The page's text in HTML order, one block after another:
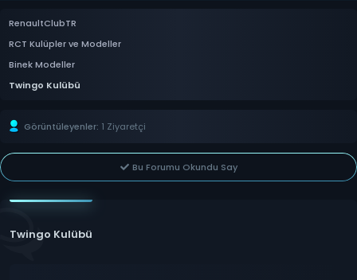
RenaultClubTR
RCT Kulüpler ve Modeller
Binek Modeller
Twingo Kulübü
Görüntüleyenler: 1 Ziyaretçi
Bu Forumu Okundu Say
Twingo Kulübü